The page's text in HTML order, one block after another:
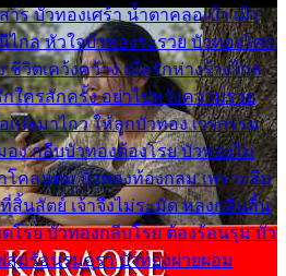
าร บัวทองเศร้า น้ำตาคลอเบ้า เฝ้า
กล หัวใจบัวทองระรวย บัวทองโศก
ชีวิตเคว้งคว้าง เมื่อรักห่างร้างไกล
ใครสักครั้ง อย่าไปหวังความรวย
ปลมาไกว ให้ลูกบัวทอง เวรกรรม
อง กลีบบัวทองต้องโรย บัวทองไม่
โคลนตม บัวทองท้องกลม เพราะลืม
สิ้นสัตย์ เจ้าจึงไม่ระมัด หลงกลิ่นลิ้น
โรย บัวทองกลีบโรย ต้องร้อนรุม บัว
มร้อนรุมอุรา บัวทองผ่ายผอม